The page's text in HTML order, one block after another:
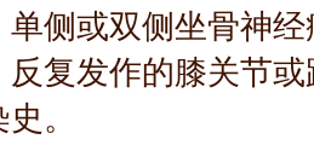
或双侧坐骨神经
发作的膝关节或
。